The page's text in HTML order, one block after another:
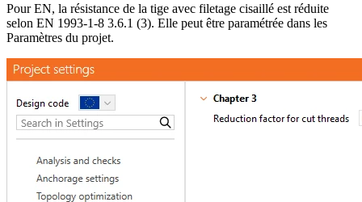
Pour EN, la résistance de la tige avec filetage cisaillé est réduite
selon EN 1993-1-8 3.6.1 (3). Elle peut être paramétrée dans les
Paramètres du projet.